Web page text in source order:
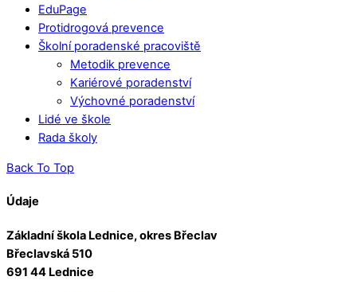
EduPage
Protidrogová prevence
Školní poradenské pracoviště
Metodik prevence
Kariérové poradenství
Výchovné poradenství
Lidé ve škole
Rada školy
Back To Top
Údaje
Základní škola Lednice, okres Břeclav
Břeclavská 510
691 44 Lednice